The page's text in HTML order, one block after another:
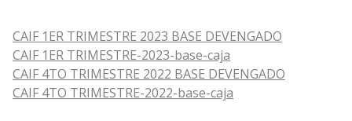
CAIF 1ER TRIMESTRE 2023 BASE DEVENGADO
CAIF 1ER TRIMESTRE-2023-base-caja
CAIF 4TO TRIMESTRE 2022 BASE DEVENGADO
CAIF 4TO TRIMESTRE-2022-base-caja